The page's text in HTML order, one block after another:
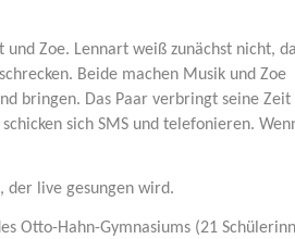
Zoe. Lennart weiß zunächst nicht,
Beide machen Musik und Zoe
bringen. Das Paar verbringt seine Zeit
sich SMS und telefonieren.
der live gesungen wird.
Otto-Hahn-Gymnasiums (21